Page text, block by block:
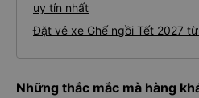
uy tín nhất
Đặt vé xe Ghế ngồi Tết 2027
Những thắc mắc mà hàng